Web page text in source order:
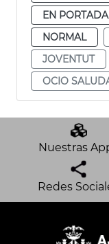
EN PORTADA
NORMAL
JOVENTUT
OCIO
Nuestras
Redes